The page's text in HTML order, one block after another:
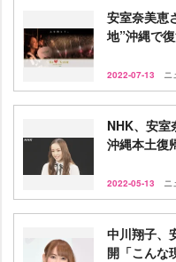
安室奈美恵
地”沖縄で
2022-07-13 ニ
NHK、安室
沖縄本土復
2022-05-13 ニ
中川翔子、
開「こんな